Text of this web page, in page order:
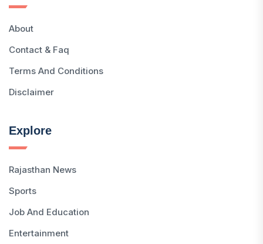
About
Contact & Faq
Terms And Conditions
Disclaimer
Explore
Rajasthan News
Sports
Job And Education
Entertainment